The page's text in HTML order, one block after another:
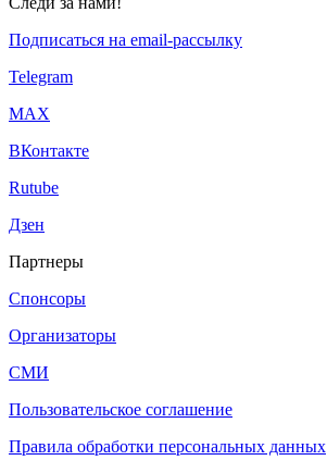
Подписаться на email-рассылку
Telegram
МАХ
ВКонтакте
Rutube
Дзен
Партнеры
Спонсоры
Организаторы
СМИ
Пользовательское соглашение
Правила обработки персональных данных